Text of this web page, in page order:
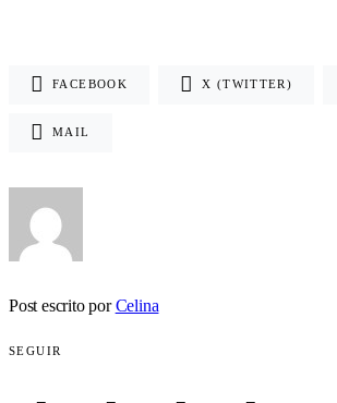
FACEBOOK X (TWITTER)
MAIL
Post escrito por Celina
SEGUIR